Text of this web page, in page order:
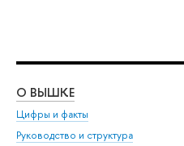
О ВЫШКЕ
Цифры и факты
Руководство и структура